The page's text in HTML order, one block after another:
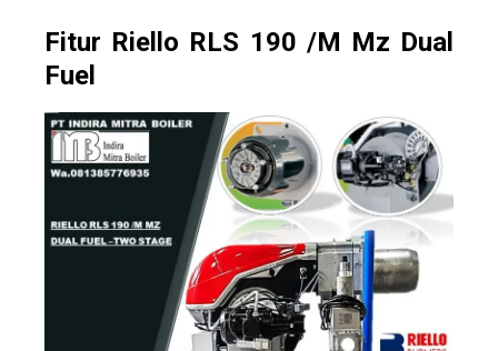
Fitur Riello RLS 190 /M Mz Dual
Fuel